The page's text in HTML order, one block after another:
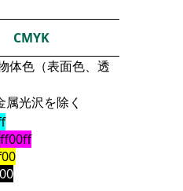
CMYK
体色（表面色、透
光沢を除く
ff00ff